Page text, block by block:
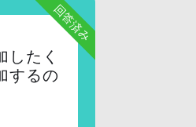
回答済み
したく
するの